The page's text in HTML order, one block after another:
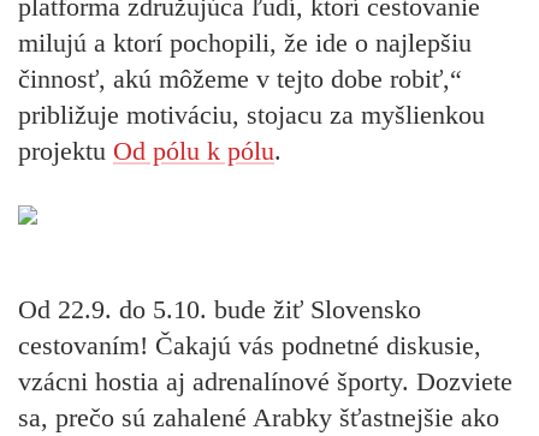
platforma združujúca ľudí, ktorí cestovanie
milujú a ktorí pochopili, že ide o najlepšiu
činnosť, akú môžeme v tejto dobe robiť,“
približuje motiváciu, stojacu za myšlienkou
projektu Od pólu k pólu.
Od 22.9. do 5.10. bude žiť Slovensko
cestovaním! Čakajú vás podnetné diskusie,
vzácni hostia aj adrenalínové športy. Dozviete
sa, prečo sú zahalené Arabky šťastnejšie ako